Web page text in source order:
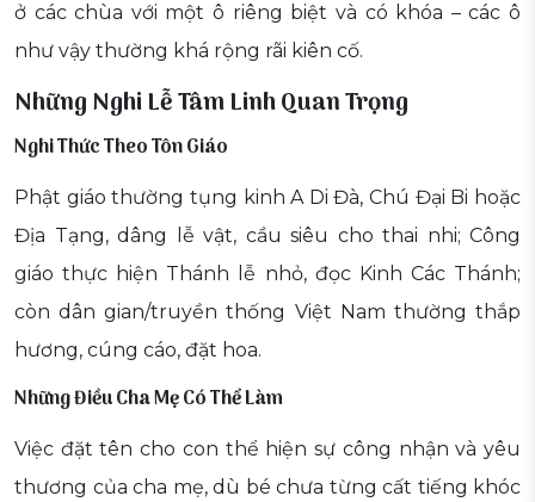
ở các chùa với một ô riêng biệt và có khóa – các ô
như vậy thường khá rộng rãi kiên cố.
Những Nghi Lễ Tâm Linh Quan Trọng
Nghi Thức Theo Tôn Giáo
Phật giáo thường tụng kinh A Di Đà, Chú Đại Bi hoặc
Địa Tạng, dâng lễ vật, cầu siêu cho thai nhi; Công
giáo thực hiện Thánh lễ nhỏ, đọc Kinh Các Thánh;
còn dân gian/truyền thống Việt Nam thường thắp
hương, cúng cáo, đặt hoa.
Những Điều Cha Mẹ Có Thể Làm
Việc đặt tên cho con thể hiện sự công nhận và yêu
thương của cha mẹ, dù bé chưa từng cất tiếng khóc